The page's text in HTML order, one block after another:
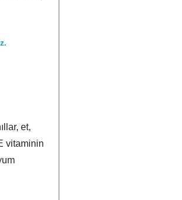
et,
vitaminin